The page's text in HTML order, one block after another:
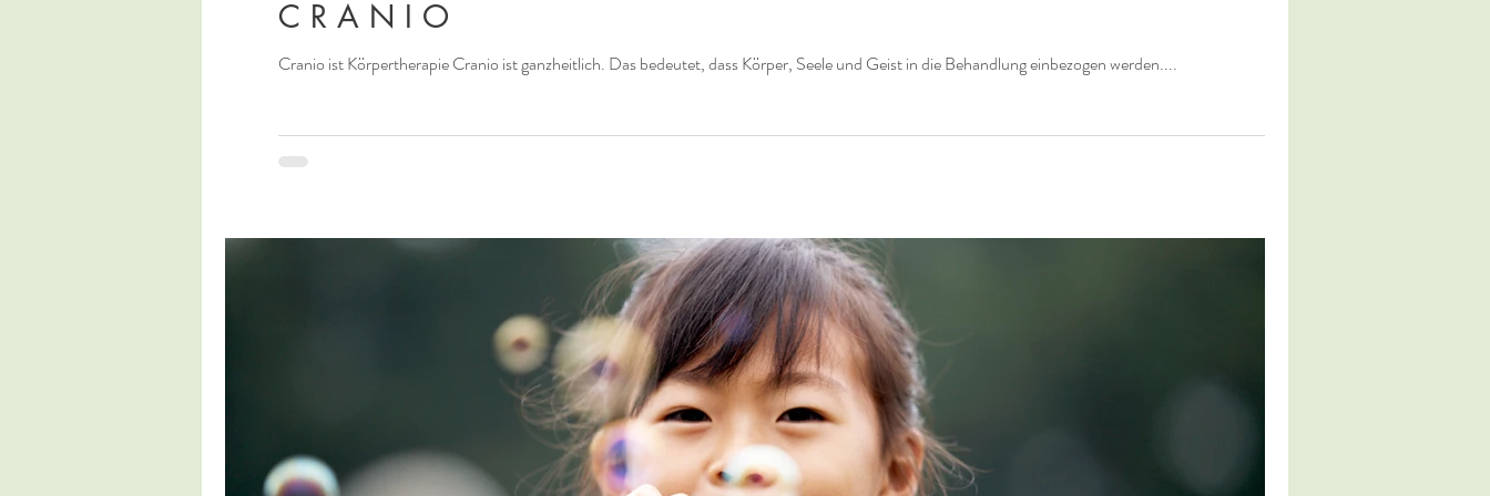
C R A N I O
Cranio ist Körpertherapie Cranio ist ganzheitlich. Das bedeutet, dass Körper, Seele und Geist in die Behandlung einbezogen werden....